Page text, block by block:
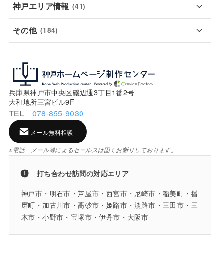
神戸エリア情報 (41)
その他 (184)
兵庫県神戸市中央区磯辺通3丁目1番2号
大和地所三宮ビル9F
TEL： 078-855-9030
メール無料相談
※電話・メール等によるセールスは固くお断りしております。
打ち合わせ訪問の対応エリア
神戸市・明石市・芦屋市・西宮市・尼崎市・稲美町・播
磨町・加古川市・高砂市・姫路市・淡路市・三田市・三
木市・小野市・宝塚市・伊丹市・大阪市